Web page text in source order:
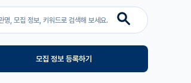
모집 정보 등록하기